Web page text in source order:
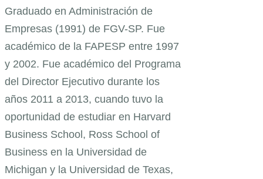
Graduado en Administración de
Empresas (1991) de FGV-SP. Fue
académico de la FAPESP entre 1997
y 2002. Fue académico del Programa
del Director Ejecutivo durante los
años 2011 a 2013, cuando tuvo la
oportunidad de estudiar en Harvard
Business School, Ross School of
Business en la Universidad de
Michigan y la Universidad de Texas,